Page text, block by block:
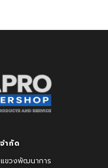
ำกัด
ขวงพัฒนาการ